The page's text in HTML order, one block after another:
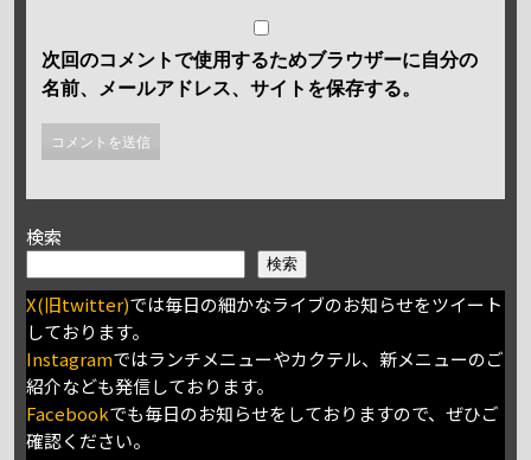
次回のコメントで使用するためブラウザーに自分の
名前、メールアドレス、サイトを保存する。
検索
検索
X(旧twitter)では毎日の細かなライブのお知らせをツイート
しております。
Instagramではランチメニューやカクテル、新メニューのご
紹介なども発信しております。
Facebookでも毎日のお知らせをしておりますので、ぜひご
確認ください。